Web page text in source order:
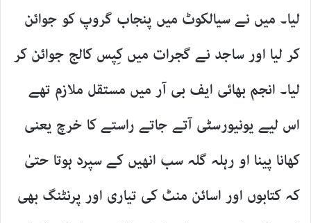
لیا۔ میں نے سیالکوٹ میں پنجاب گروپ کو جوائن
کر لیا اور ساجد نے گجرات میں کِپس کالج جوائن کر
لیا۔ انجم بھائی ایف بی آر میں مستقل ملازم تھے
اس لیے یونیورسٹی آتے جاتے راستے کا خرچ یعنی
کھانا پینا او رہلہ گلہ سب انھیں کے سپرد ہوتا حتیٰ
کہ کتابوں اور اسائن منٹ کی تیاری اور پرنٹنگ بھی